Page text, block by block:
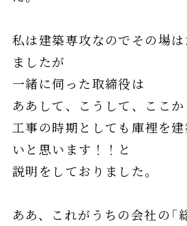
私は建築専攻なのでその場
ましたが
一緒に伺った取締役は
ああして、こうして、ここ
工事の時期としても庫裡を
いと思います！！と
説明をしておりました。
ああ、これがうちの会社の「